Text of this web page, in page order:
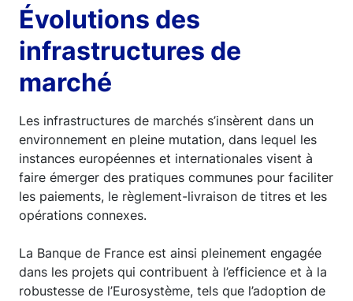
Évolutions des
infrastructures de
marché
Les infrastructures de marchés s’insèrent dans un
environnement en pleine mutation, dans lequel les
instances européennes et internationales visent à
faire émerger des pratiques communes pour faciliter
les paiements, le règlement-livraison de titres et les
opérations connexes.
La Banque de France est ainsi pleinement engagée
dans les projets qui contribuent à l’efficience et à la
robustesse de l’Eurosystème, tels que l’adoption de